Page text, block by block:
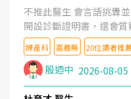
不推此醫生 會言語挑釁
開設診斷證明書，還會質
婦產科 嘉義縣 20位讀者推
殷迺中 2026-08-05